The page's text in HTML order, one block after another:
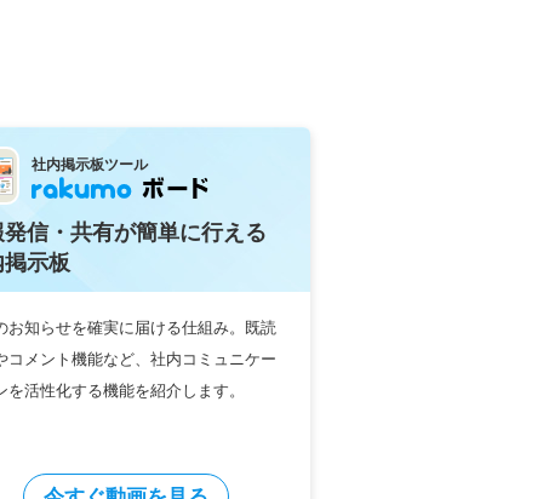
社内掲示板ツール
信・共有が簡単に行える
示板
お知らせを確実に届ける仕組み。既読
コメント機能など、社内コミュニケー
を活性化する機能を紹介します。